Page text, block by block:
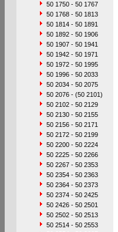
50 1750 - 50 1767
50 1768 - 50 1813
50 1814 - 50 1891
50 1892 - 50 1906
50 1907 - 50 1941
50 1942 - 50 1971
50 1972 - 50 1995
50 1996 - 50 2033
50 2034 - 50 2075
50 2076 - (50 2101)
50 2102 - 50 2129
50 2130 - 50 2155
50 2156 - 50 2171
50 2172 - 50 2199
50 2200 - 50 2224
50 2225 - 50 2266
50 2267 - 50 2353
50 2354 - 50 2363
50 2364 - 50 2373
50 2374 - 50 2425
50 2426 - 50 2501
50 2502 - 50 2513
50 2514 - 50 2553